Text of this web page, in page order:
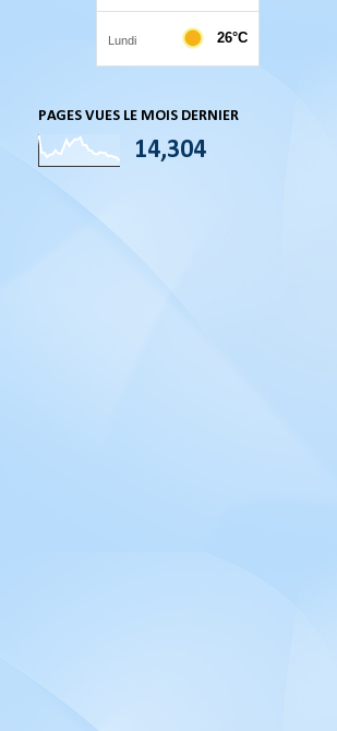
PAGES VUES LE MOIS DERNIER
14,304